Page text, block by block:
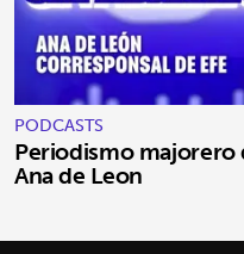
PODCASTS
Periodismo
Ana de Leon